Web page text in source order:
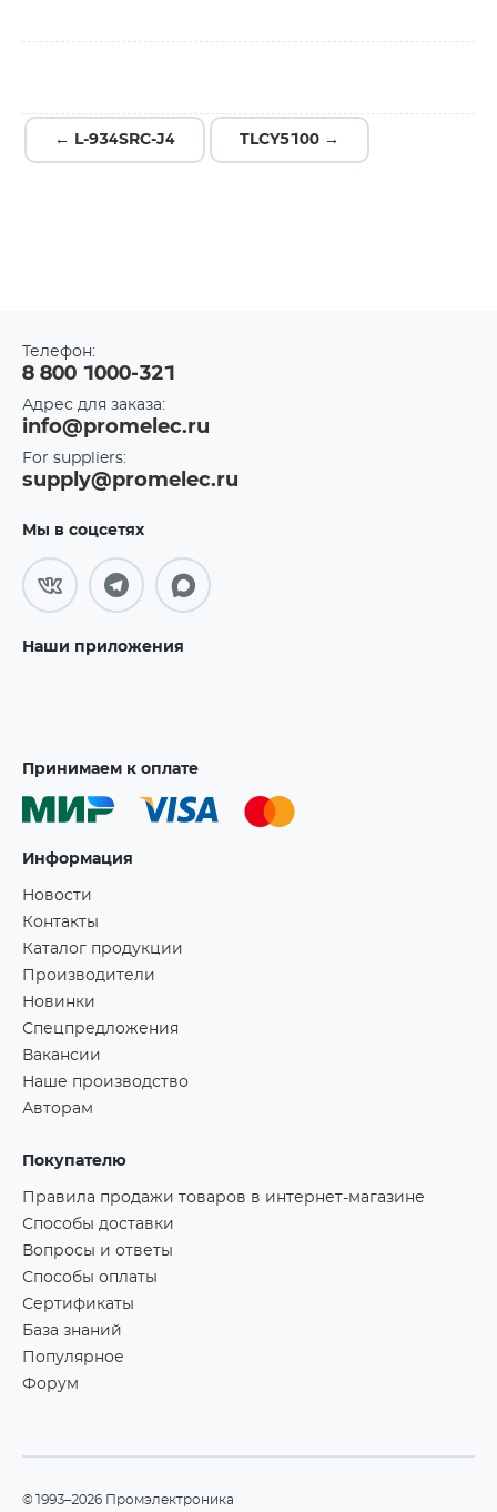
← L-934SRC-J4 TLCY5100 →
Телефон:
8 800 1000-321
Адрес для заказа:
info@promelec.ru
For suppliers:
supply@promelec.ru
Мы в соцсетях
Наши приложения
Принимаем к оплате
Информация
Новости
Контакты
Каталог продукции
Производители
Новинки
Спецпредложения
Вакансии
Наше производство
Авторам
Покупателю
Правила продажи товаров в интернет-магазине
Способы доставки
Вопросы и ответы
Способы оплаты
Сертификаты
База знаний
Популярное
Форум
©1993–2026 Промэлектроника